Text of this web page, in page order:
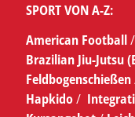
SPORT VON A-Z:
American Football/
Brazilian Jiu-Jutsu
Feldbogenschießen
Hapkido/